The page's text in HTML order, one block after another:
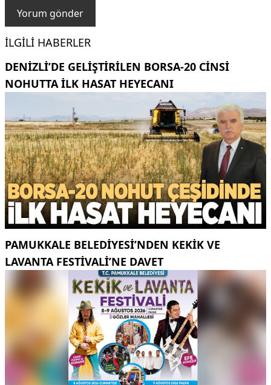
İLGILI HABERLER
DENIZLI’DE GELIŞTIRILEN BORSA-20 CINSI
NOHUTTA ILK HASAT HEYECANI
PAMUKKALE BELEDIYESI’NDEN KEKIK VE
LAVANTA FESTIVALI’NE DAVET